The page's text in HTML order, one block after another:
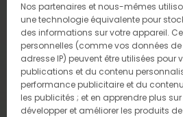
Nos partenaires et nous-mêmes
une technologie équivalente pour
des informations sur votre appareil.
personnelles (comme vos données
adresse IP) peuvent être utilisées pour
publications et du contenu
performance publicitaire et du
les publicités ; et en apprendre plus
développer et améliorer les produits